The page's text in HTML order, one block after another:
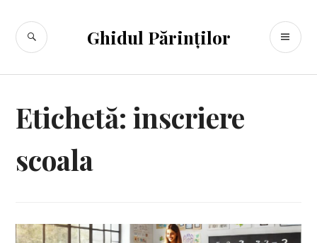
conținut
Ghidul Părinților
CĂUTARE
Etichetă:inscriere
scoala